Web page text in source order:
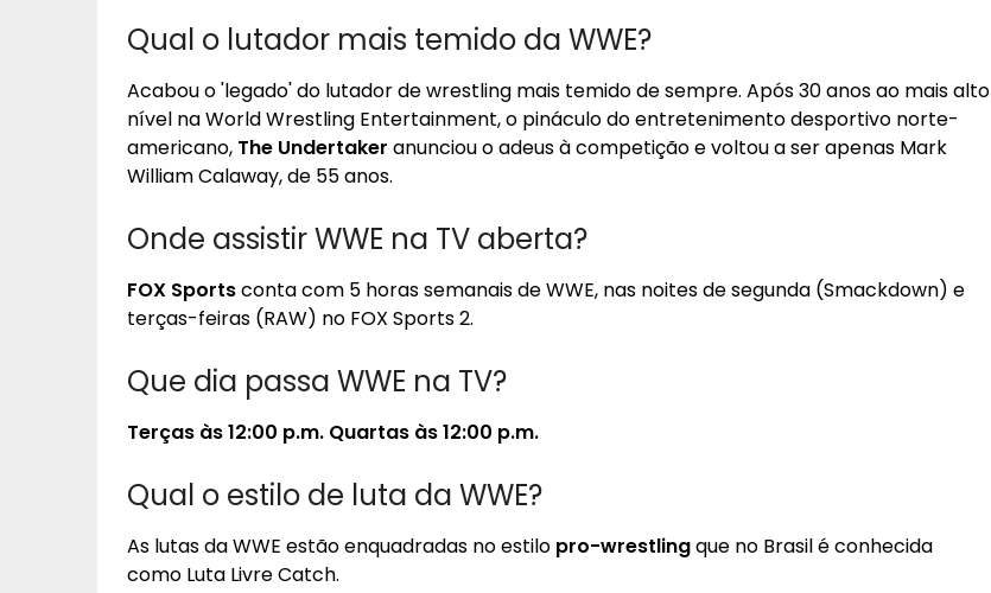
Qual o lutador mais temido da WWE?
Acabou o 'legado' do lutador de wrestling mais temido de sempre. Após 30 anos ao mais alto
nível na World Wrestling Entertainment, o pináculo do entretenimento desportivo norte-
americano, The Undertaker anunciou o adeus à competição e voltou a ser apenas Mark
William Calaway, de 55 anos.
Onde assistir WWE na TV aberta?
FOX Sportsconta com 5 horas semanais de WWE, nas noites de segunda (Smackdown) e
terças-feiras (RAW) no FOX Sports 2.
Que dia passa WWE na TV?
Terças às 12:00 p.m. Quartas às 12:00 p.m.
Qual o estilo de luta da WWE?
As lutas da WWE estão enquadradas no estilo pro-wrestlingque no Brasil é conhecida
como Luta Livre Catch.